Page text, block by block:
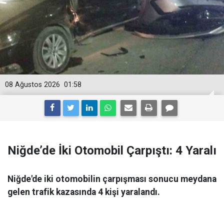
01:58
08 Ağustos 2026
Niğde’de İki Otomobil Çarpıştı: 4 Yaralı
Niğde'de iki otomobilin çarpışması sonucu meydana
gelen trafik kazasında 4 kişi yaralandı.